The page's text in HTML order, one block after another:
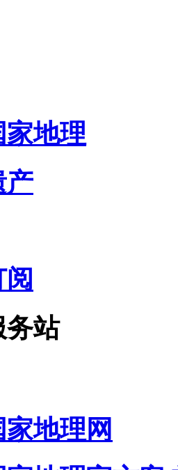
地理
产
务站
地理网